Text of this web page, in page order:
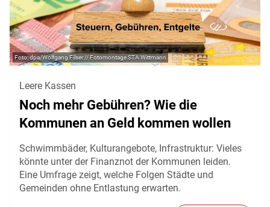
dpa/Wolfgang Filser // Fotomontage STA Wittmann
Leere Kassen
Noch mehr Gebühren? Wie die
Kommunen an Geld kommen wollen
Schwimmbäder, Kulturangebote, Infrastruktur: Vieles
könnte unter der Finanznot der Kommunen leiden.
Eine Umfrage zeigt, welche Folgen Städte und
Gemeinden ohne Entlastung erwarten.